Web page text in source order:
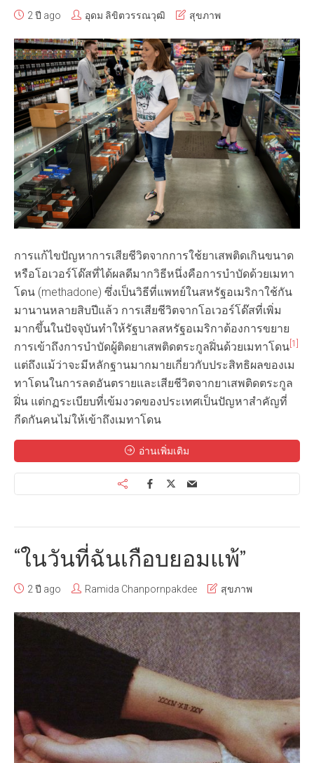
2 ปี ago อุดม ลิขิตวรรณวุฒิ สุขภาพ
การแก้ไขปัญหาการเสียชีวิตจากการใช้ยาเสพติดเกินขนาด
หรือโอเวอร์โด๊สที่ได้ผลดีมากวิธีหนึ่งคือการบำบัดด้วยเมทา
โดน (methadone) ซึ่งเป็นวิธีที่แพทย์ในสหรัฐอเมริกาใช้กัน
มานานหลายสิบปีแล้ว การเสียชีวิตจากโอเวอร์โด๊สที่เพิ่ม
มากขึ้นในปัจจุบันทำให้รัฐบาลสหรัฐอเมริกาต้องการขยาย
การเข้าถึงการบำบัดผู้ติดยาเสพติดตระกูลฝิ่นด้วยเมทาโดน [1]
แต่ถึงแม้ว่าจะมีหลักฐานมากมายเกี่ยวกับประสิทธิผลของเม
ทาโดนในการลดอันตรายและเสียชีวิตจากยาเสพติดตระกูล
ฝิ่น แต่กฏระเบียบที่เข้มงวดของประเทศเป็นปัญหาสำคัญที่
กีดกันคนไม่ให้เข้าถึงเมทาโดน
อ่านเพิ่มเติม
“ในวันที่ฉันเกือบยอมแพ้”
2 ปี ago Ramida Chanpornpakdee สุขภาพ